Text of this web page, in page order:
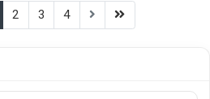
(current)
2 3 4 (last)